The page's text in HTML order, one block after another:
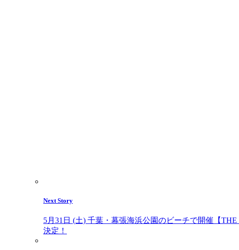
Next Story
5月31日 (土) 千葉・幕張海浜公園のビーチで開催【
決定！